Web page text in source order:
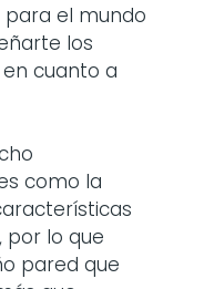
para el mundo
los
cuanto a
como la
por lo que
pared que